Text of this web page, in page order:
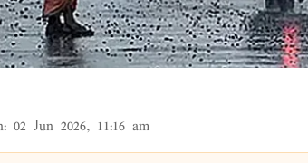
: 02 Jun 2026, 11:16 am